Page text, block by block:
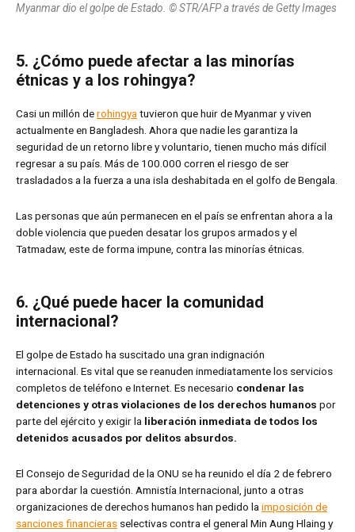
Myanmar dio el golpe de Estado. © STR/AFP a través de Getty Images
5. ¿Cómo puede afectar a las minorías
étnicas y a los rohingya?
Casi un millón derohingya tuvieron que huir de Myanmar y viven
actualmente en Bangladesh. Ahora que nadie les garantiza la
seguridad de un retorno libre y voluntario, tienen mucho más difícil
regresar a su país. Más de 100.000 corren el riesgo de ser
trasladados a la fuerza a una isla deshabitada en el golfo de Bengala.
Las personas que aún permanecen en el país se enfrentan ahora a la
doble violencia que pueden desatar los grupos armados y el
Tatmadaw, este de forma impune, contra las minorías étnicas.
6. ¿Qué puede hacer la comunidad
internacional?
El golpe de Estado ha suscitado una gran indignación
internacional. Es vital que se reanuden inmediatamente los servicios
completos de teléfono e Internet. Es necesario condenar las
detenciones y otras violaciones de los derechos humanos por
parte del ejército y exigir la liberación inmediata de todos los
detenidos acusados por delitos absurdos.
El Consejo de Seguridad de la ONU se ha reunido el día 2 de febrero
para abordar la cuestión. Amnistía Internacional, junto a otras
organizaciones de derechos humanos han pedido la imposición de
sanciones financieras selectivas contra el general Min Aung Hlaing y